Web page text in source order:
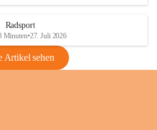
Radsport
Minuten•27. Juli 2026
Artikel sehen